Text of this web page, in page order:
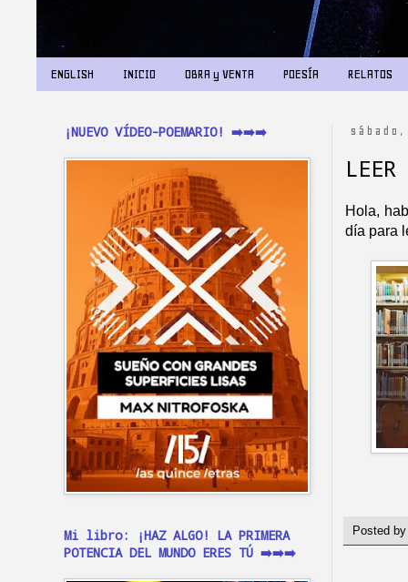
ENGLISH INICIO OBRA y VENTA POESÍA RELATOS
LEER
Hola,
día para
Posted
¡NUEVO VÍDEO-POEMARIO! ➡️➡️➡️
Mi libro: ¡HAZ ALGO! LA PRIMERA
POTENCIA DEL MUNDO ERES TÚ ➡️➡️➡️